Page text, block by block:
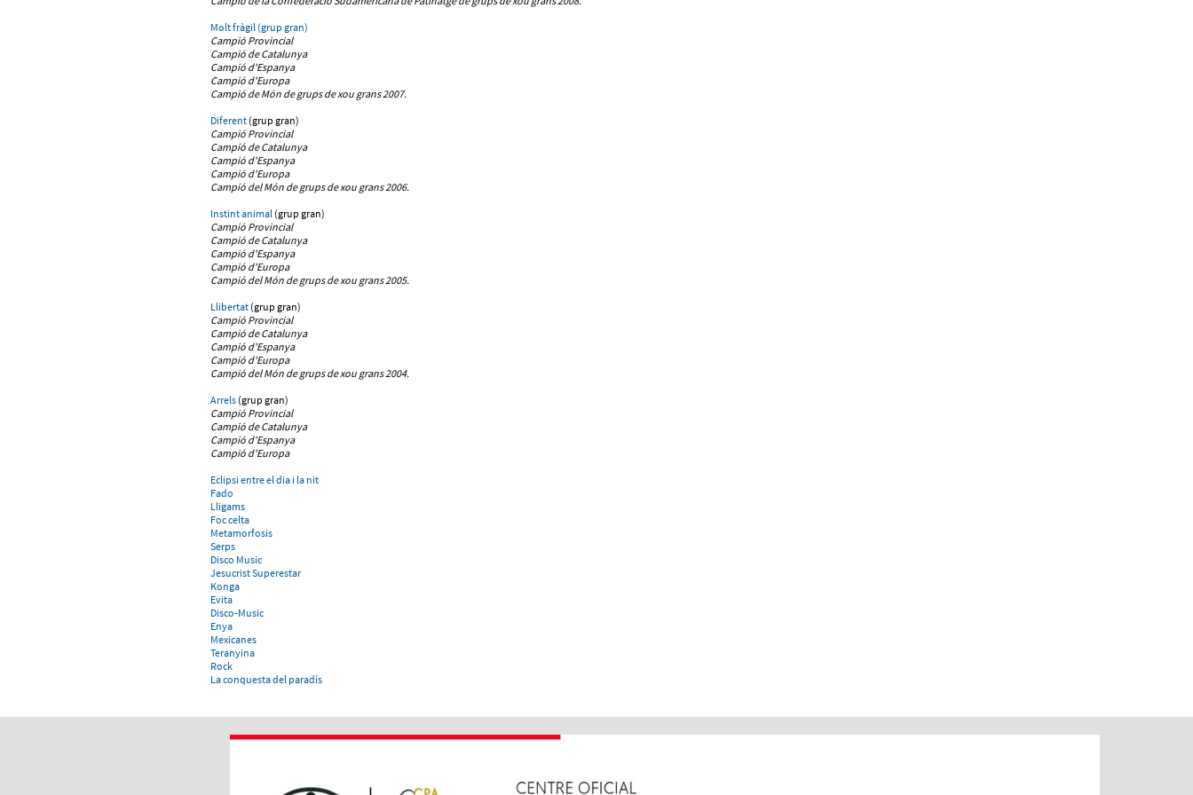
Molt fràgil (grup gran)
Campió Provincial
Campió de Catalunya
Campió d'Espanya
Campió d'Europa
Campió deMón de grups de xou grans 2007.
Diferent(grup gran)
Campió Provincial
Campió de Catalunya
Campió d'Espanya
Campió d'Europa
Campió del Món de grups de xou grans 2006.
Instint animal(grup gran)
Campió Provincial
Campió de Catalunya
Campió d'Espanya
Campió d'Europa
Campió del Món de grups de xou grans 2005.
Llibertat (grup gran)
Campió Provincial
Campió de Catalunya
Campió d'Espanya
Campió d'Europa
Campió del Món de grups de xou grans 2004.
Arrels(grup gran)
Campió Provincial
Campió de Catalunya
Campió d'Espanya
Campió d'Europa
Eclipsi entre el dia i la nit
Fado
Lligams
Foc celta
Metamorfosis
Serps
Disco Music
Jesucrist Superestar
Konga
Evita
Disco-Music
Enya
Mexicanes
Teranyina
Rock
La conquesta del paradís